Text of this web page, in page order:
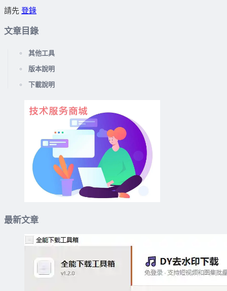
請先 登錄
文章目錄
其他工具
版本說明
下載說明
最新文章